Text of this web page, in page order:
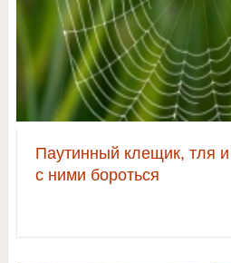
Паутинный клещик, тля и
с ними бороться